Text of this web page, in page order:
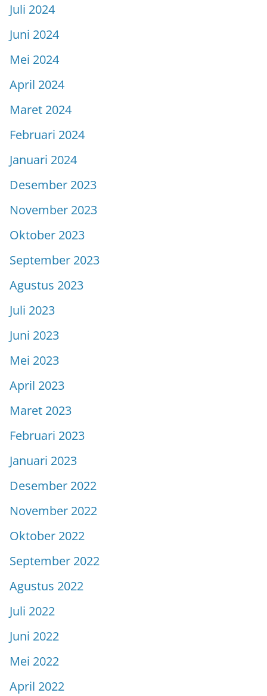
Juli 2024
Juni 2024
Mei 2024
April 2024
Maret 2024
Februari 2024
Januari 2024
Desember 2023
November 2023
Oktober 2023
September 2023
Agustus 2023
Juli 2023
Juni 2023
Mei 2023
April 2023
Maret 2023
Februari 2023
Januari 2023
Desember 2022
November 2022
Oktober 2022
September 2022
Agustus 2022
Juli 2022
Juni 2022
Mei 2022
April 2022